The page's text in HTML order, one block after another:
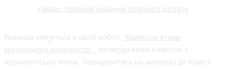
Умови і правила надання платного доступу
Редакція керується в своїй роботі "Кодексом етики
українського журналіста" , затвердженим Комісією з
журналістської етики. Поскаржитись на матеріал до Комісії